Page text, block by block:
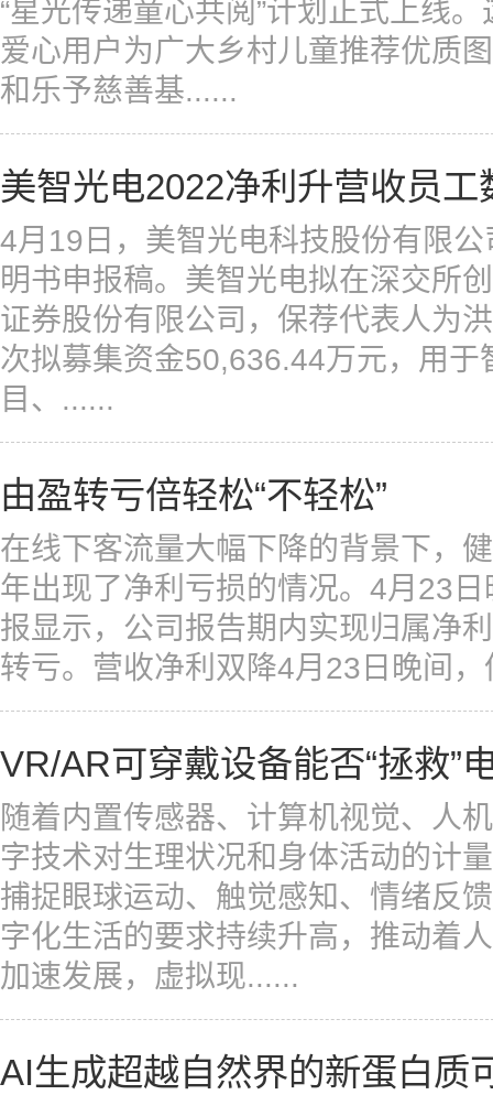
“星光传递童心共阅”计划正式上线
爱心用户为广大乡村儿童推荐优质
和乐予慈善基......
美智光电2022净利升营收员
4月19日，美智光电科技股份有限
明书申报稿。美智光电拟在深交所
证券股份有限公司，保荐代表人为
次拟募集资金50,636.44万元，用
目、......
由盈转亏倍轻松“不轻松”
在线下客流量大幅下降的背景下，
年出现了净利亏损的情况。4月23
报显示，公司报告期内实现归属净
转亏。营收净利双降4月23日晚间
VR/AR可穿戴设备能否“拯救”
随着内置传感器、计算机视觉、人
字技术对生理状况和身体活动的计
捕捉眼球运动、触觉感知、情绪反
字化生活的要求持续升高，推动着
加速发展，虚拟现......
AI生成超越自然界的新蛋白质